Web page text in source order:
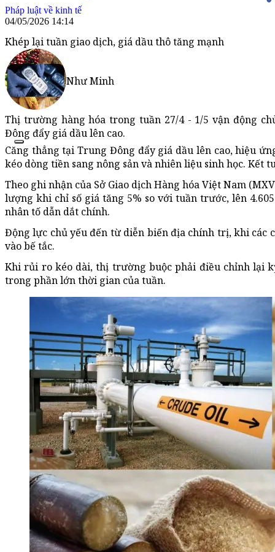
Pháp luật về kinh tế
04/05/2026 14:14
Khép lại tuần giao dịch, giá dầu thô tăng mạnh
Như Minh
Thị trường hàng hóa trong tuần 27/4 - 1/5 vận động
Đông đẩy giá dầu lên cao.
Căng thẳng tại Trung Đông đẩy giá dầu lên cao, hiệu
kéo dòng tiền sang nông sản và nhiên liệu sinh học. Kết
Theo ghi nhận của Sở Giao dịch Hàng hóa Việt Nam
lượng khi chỉ số giá tăng 5% so với tuần trước, lên
nhân tố dẫn dắt chính.
Động lực chủ yếu đến từ diễn biến địa chính trị, khi
vào bế tắc.
Khi rủi ro kéo dài, thị trường buộc phải điều chỉnh lại
trong phần lớn thời gian của tuần.